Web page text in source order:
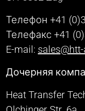
Телефон +41
Телефакс +41
E-mail:
Дочерняя
Heat Transfer